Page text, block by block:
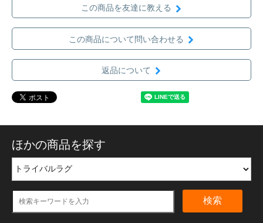
この商品を友達に教える
この商品について問い合わせる
返品について
ほかの商品を探す
検索